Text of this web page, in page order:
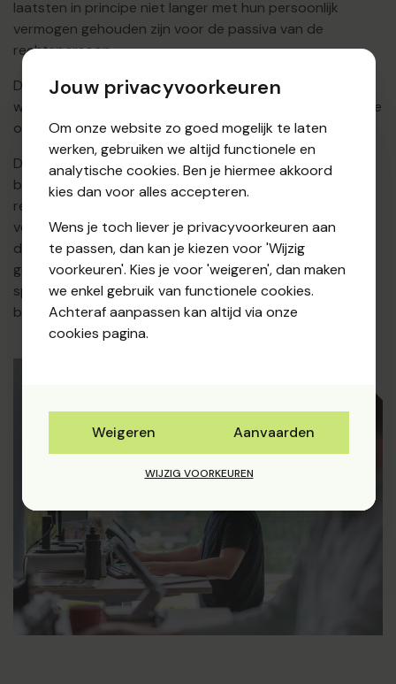
laatsten in principe niet langer met hun persoonlijk
vermogen gehouden zijn voor de passiva van de
rechtspersoon.
De rechtspersoon heeft een zekere bekwaamheid,
waardoor hij bevoegd is om rechten te genieten en uit te
oefenen.
De genotsbekwaamheid van de rechtspersoon is
beperkter dan deze van een natuurlijke persoon. De
rechtspersoon heeft vooreerst geen familierechten. De
vermogensrechten van de rechtspersoon zijn beperkt
door het speciaal doel waarvoor hij in het leven werd
geroepen. Men spreekt in dit verband van het
specialiteitsprincipe. Er zijn soms ook wettelijk gestelde
beperkingen.
Jouw privacyvoorkeuren
Om onze website zo goed mogelijk te laten
werken, gebruiken we altijd functionele en
analytische cookies. Ben je hiermee akkoord
kies dan voor alles accepteren.
Wens je toch liever je privacyvoorkeuren aan
te passen, dan kan je kiezen voor 'Wijzig
voorkeuren'. Kies je voor 'weigeren', dan maken
we enkel gebruik van functionele cookies.
Achteraf aanpassen kan altijd via onze
cookies pagina.
Weigeren Aanvaarden
WIJZIG VOORKEUREN